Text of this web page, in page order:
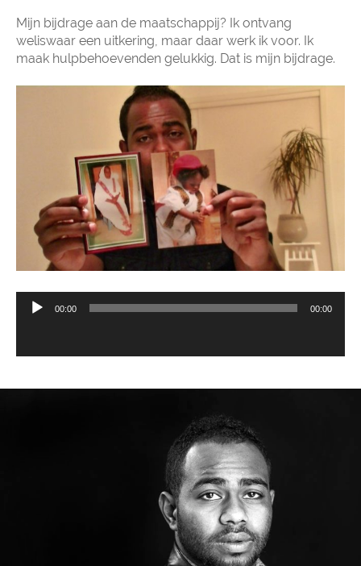
Mijn bijdrage aan de maatschappij? Ik ontvang
weliswaar een uitkering, maar daar werk ik voor. Ik
maak hulpbehoevenden gelukkig. Dat is mijn bijdrage.
00:00 00:00